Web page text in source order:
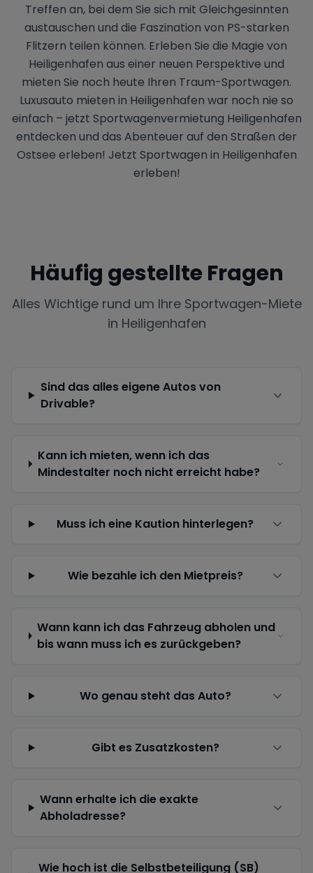
Treffen an, bei dem Sie sich mit Gleichgesinnten
austauschen und die Faszination von PS-starken
Flitzern teilen können. Erleben Sie die Magie von
Heiligenhafen aus einer neuen Perspektive und
mieten Sie noch heute Ihren Traum-Sportwagen.
Luxusauto mieten in Heiligenhafen war noch nie so
einfach – jetzt Sportwagenvermietung Heiligenhafen
entdecken und das Abenteuer auf den Straßen der
Ostsee erleben! Jetzt Sportwagen in Heiligenhafen
erleben!
Häufig gestellte Fragen
Alles Wichtige rund um Ihre Sportwagen-Miete
in Heiligenhafen
Sind das alles eigene Autos von
Drivable?
Kann ich mieten, wenn ich das
Mindestalter noch nicht erreicht habe?
Muss ich eine Kaution hinterlegen?
Wie bezahle ich den Mietpreis?
Wann kann ich das Fahrzeug abholen und
bis wann muss ich es zurückgeben?
Wo genau steht das Auto?
Gibt es Zusatzkosten?
Wann erhalte ich die exakte
Abholadresse?
Wie hoch ist die Selbstbeteiligung (SB)